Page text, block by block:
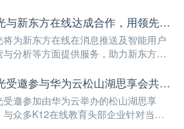
极光与新东方在线达成合作，用领先科技赋能教育
将为新东方在线在消息推送及智能用户
与分析等方面提供服务，助力新东方在
极光受邀参与华为云松山湖思享会共商K12在线教育发展趋势
受邀参加由华为云举办的松山湖思享
与众多K12在线教育头部企业针对当前